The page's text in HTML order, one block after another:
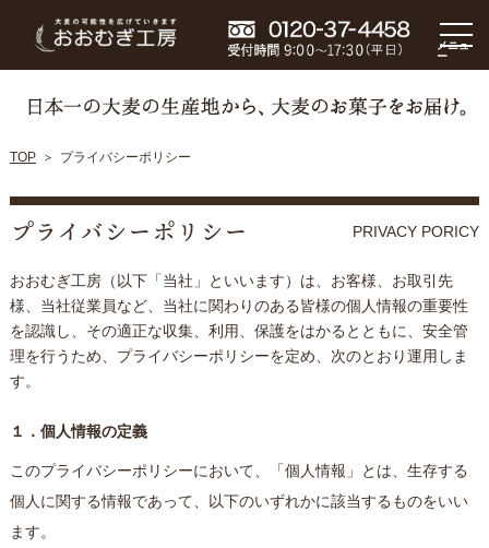
メニュ
ー
TOP プライバシーポリシー
プライバシーポリシー PRIVACY PORICY
おおむぎ工房（以下「当社」といいます）は、お客様、お取引先
様、当社従業員など、当社に関わりのある皆様の個人情報の重要性
を認識し、その適正な収集、利用、保護をはかるとともに、安全管
理を行うため、プライバシーポリシーを定め、次のとおり運用しま
す。
１．個人情報の定義
このプライバシーポリシーにおいて、「個人情報」とは、生存する
個人に関する情報であって、以下のいずれかに該当するものをいい
ます。